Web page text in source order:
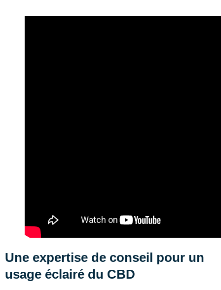
Une expertise de conseil pour un
usage éclairé du CBD